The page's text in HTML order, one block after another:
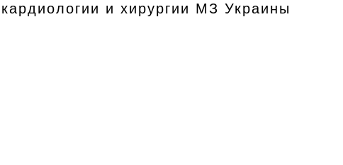
и хирургии МЗ Украины